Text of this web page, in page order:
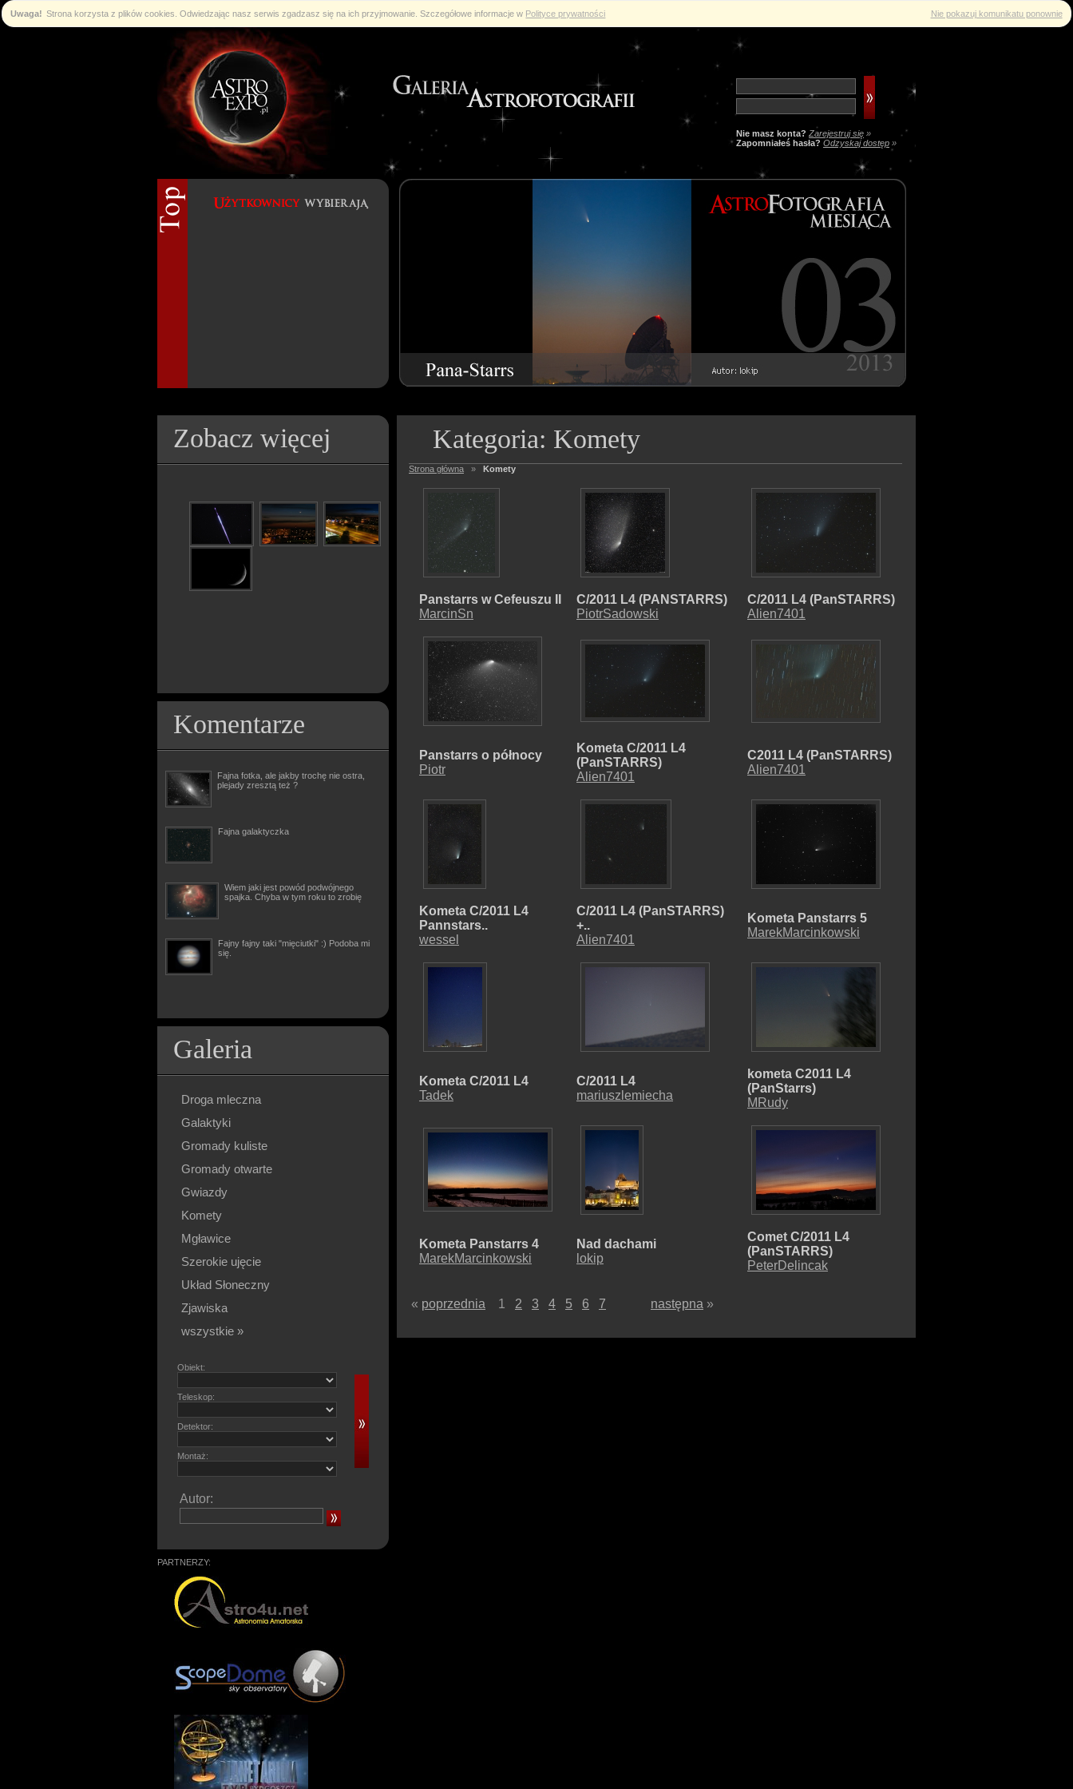
Uwaga! Strona korzysta z plików cookies. Odwiedzając nasz serwis zgadzasz się na ich przyjmowanie. Szczegółowe informacje w Polityce prywatności Nie pokazuj komunikatu ponownie
Nie masz konta? Zarejestruj się »
Zapomniałeś hasła? Odzyskaj dostęp »
Zobacz więcej
Komentarze
Fajna fotka, ale jakby trochę nie ostra,
plejady zresztą też ?
Fajna galaktyczka
Wiem jaki jest powód podwójnego
spajka. Chyba w tym roku to zrobię
Fajny fajny taki "mięciutki" :) Podoba mi
się.
Galeria
Droga mleczna
Galaktyki
Gromady kuliste
Gromady otwarte
Gwiazdy
Komety
Mgławice
Szerokie ujęcie
Układ Słoneczny
Zjawiska
wszystkie »
Obiekt:
Teleskop:
Detektor:
Montaż:
Autor:
PARTNERZY:
Kategoria: Komety
Strona główna » Komety
Panstarrs w Cefeuszu II
MarcinSn
C/2011 L4 (PANSTARRS)
PiotrSadowski
C/2011 L4 (PanSTARRS)
Alien7401
Panstarrs o północy
Piotr
Kometa C/2011 L4
(PanSTARRS)
Alien7401
C2011 L4 (PanSTARRS)
Alien7401
Kometa C/2011 L4
Pannstars..
wessel
C/2011 L4 (PanSTARRS)
+..
Alien7401
Kometa Panstarrs 5
MarekMarcinkowski
Kometa C/2011 L4
Tadek
C/2011 L4
mariuszlemiecha
kometa C2011 L4
(PanStarrs)
MRudy
Kometa Panstarrs 4
MarekMarcinkowski
Nad dachami
lokip
Comet C/2011 L4
(PanSTARRS)
PeterDelincak
« poprzednia 1 2 3 4 5 6 7 następna »